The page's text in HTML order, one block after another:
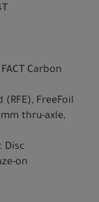
Carbon
(RFE), FreeFoil
thru-axle,
Disc
on